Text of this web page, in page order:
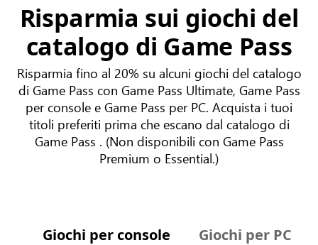
Risparmia sui giochi del
catalogo di Game Pass
Risparmia fino al 20% su alcuni giochi del catalogo
di Game Pass con Game Pass Ultimate, Game Pass
per console e Game Pass per PC. Acquista i tuoi
titoli preferiti prima che escano dal catalogo di
Game Pass . (Non disponibili con Game Pass
Premium o Essential.)
Giochi per console Giochi per PC